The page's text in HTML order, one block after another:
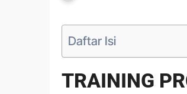
Daftar Isi
TRAINING